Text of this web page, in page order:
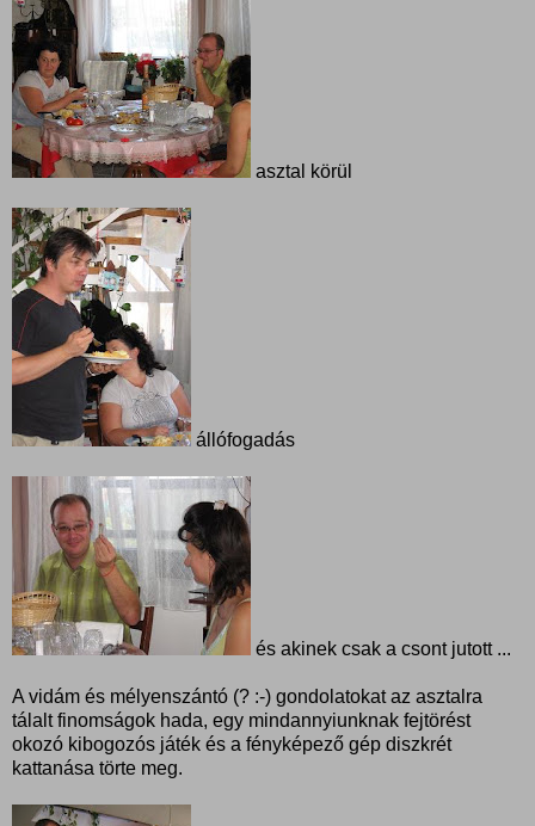
asztal körül
állófogadás
és akinek csak a csont jutott ...
A vidám és mélyenszántó (? :-) gondolatokat az asztalra
tálalt finomságok hada, egy mindannyiunknak fejtörést
okozó kibogozós játék és a fényképező gép diszkrét
kattanása törte meg.